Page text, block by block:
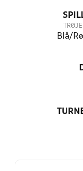
TRØJE
Blå/